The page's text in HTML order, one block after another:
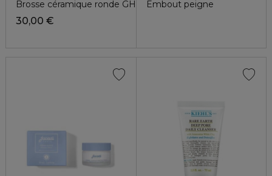
Brosse céramique ronde GHD taille 2 - 35 mm
30,00 €
Embout peigne